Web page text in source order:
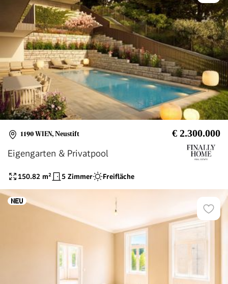
1190 WIEN, Neustift € 2.300.000
Eigengarten & Privatpool
150.82 m² 5 Zimmer Freifläche